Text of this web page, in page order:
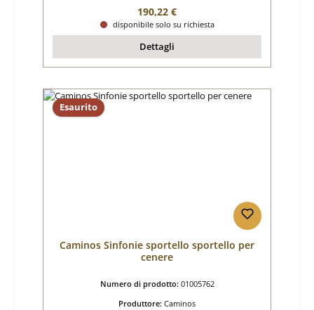
Prezzo normale:
190,22 €
disponibile solo su richiesta
Dettagli
Esaurito
Caminos Sinfonie sportello sportello per
cenere
Numero di prodotto: 01005762
Produttore: Caminos